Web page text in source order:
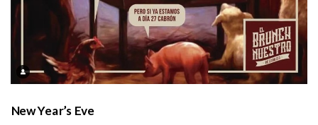
New Year’s Eve